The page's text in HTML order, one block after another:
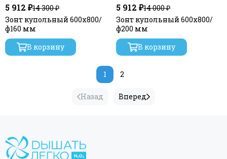
5 912 ₽14 300 ₽
Зонт купольный 600х800/
ф160 мм
В корзину
5 912 ₽14 000 ₽
Зонт купольный 600х800/
ф200 мм
В корзину
Назад
1 2
Вперед